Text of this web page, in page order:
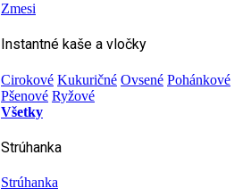
Zmesi
Instantné kaše a vločky
Cirokové Kukuričné Ovsené Pohánkové
Pšenové Ryžové
Všetky
Strúhanka
Strúhanka